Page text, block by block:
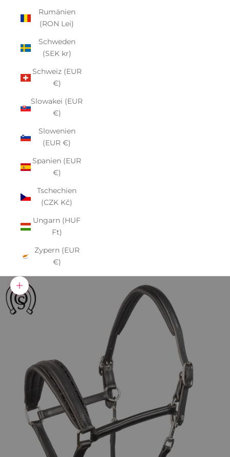
Rumänien
(RON Lei)
Schweden
(SEK kr)
Schweiz (EUR
€)
Slowakei (EUR
€)
Slowenien
(EUR €)
Spanien (EUR
€)
Tschechien
(CZK Kč)
Ungarn (HUF
Ft)
Zypern (EUR
€)
Bild vergrößern